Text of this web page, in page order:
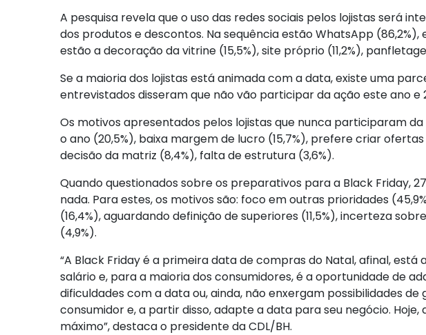
A pesquisa revela que o uso das redes sociais pelos lojistas será
dos produtos e descontos. Na sequência estão WhatsApp
estão a decoração da vitrine (15,5%), site próprio (11,2%),
Se a maioria dos lojistas está animada com a data, existe uma
entrevistados disseram que não vão participar da ação este ano e
Os motivos apresentados pelos lojistas que nunca participaram
o ano (20,5%), baixa margem de lucro (15,7%), prefere criar
decisão da matriz (8,4%), falta de estrutura (3,6%).
Quando questionados sobre os preparativos para a Black Friday,
nada. Para estes, os motivos são: foco em outras prioridades
(16,4%), aguardando definição de superiores (11,5%), incerteza
(4,9%).
“A Black Friday é a primeira data de compras do Natal, afinal,
salário e, para a maioria dos consumidores, é a oportunidade de
dificuldades com a data ou, ainda, não enxergam possibilidades
consumidor e, a partir disso, adapte a data para seu negócio.
máximo”, destaca o presidente da CDL/BH.